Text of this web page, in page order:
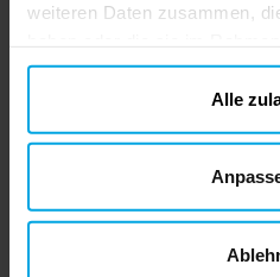
weiteren Daten zusammen,
gesammelt haben. Ihre
Alle